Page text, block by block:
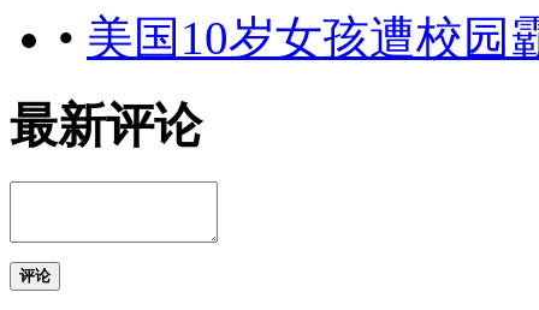
• 美国10岁女孩遭校园
最新评论
评论